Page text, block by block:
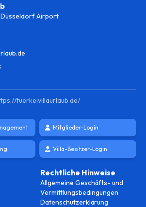
Düsseldorf Airport
tuerkeivillaurlaub.de/
Mitglieder-Login
Villa-Besitzer-Login
Rechtliche Hinweise
Allgemeine Geschäfts- und
Vermittlungsbedingungen
Datenschutzerklärung